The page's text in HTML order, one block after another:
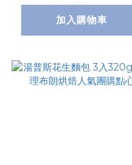
加入購物車